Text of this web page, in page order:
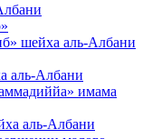
шейха аль-Албани
аль-Албани
имама
аль-Албани